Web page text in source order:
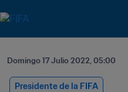
Domingo 17 Julio 2022, 05:00
Presidente de la FIFA